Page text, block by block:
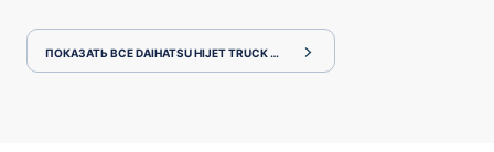
ПОКАЗАТЬ ВСЕ DAIHATSU HIJET TRUCK S200P